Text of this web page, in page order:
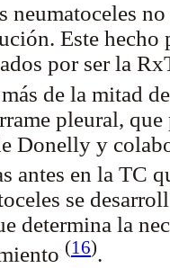
neumatoceles
Este hecho
por ser la
de la mitad
pleural,
Donelly y
antes en la TC
se
determina la
(16).